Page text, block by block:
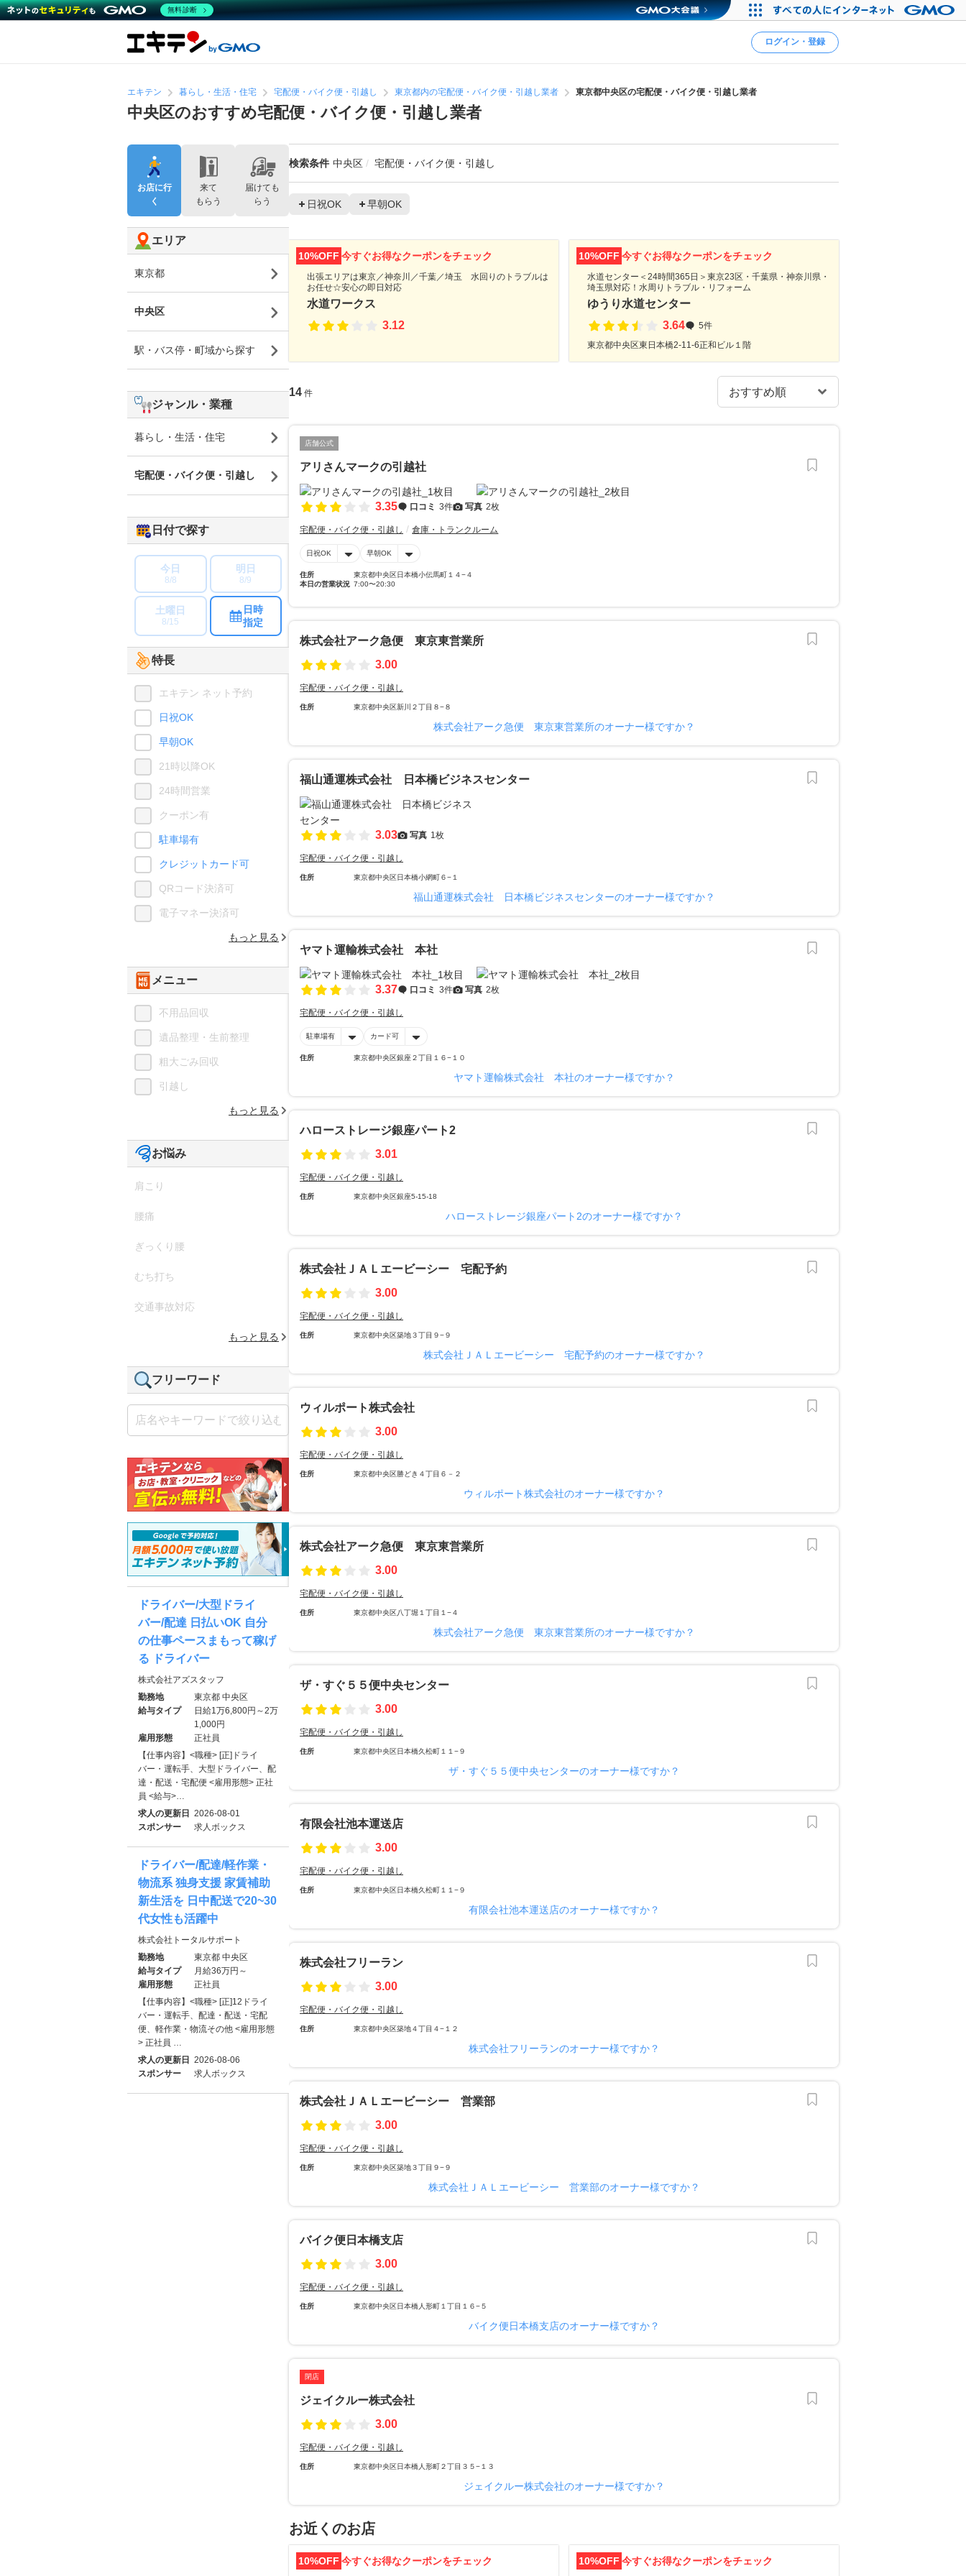
ログイン・登録
エキテン 暮らし・生活・住宅 宅配便・バイク便・引越し 東京都内の宅配便・バイク便・引越し業者 東京都中央区の宅配便・バイク便・引越し業者
中央区のおすすめ宅配便・バイク便・引越し業者
検索条件 中央区 宅配便・バイク便・引越し
日祝OK 早朝OK
10%OFF 今すぐお得なクーポンをチェック
出張エリアは東京／神奈川／千葉／埼玉 水回りのトラブルは
お任せ☆安心の即日対応
水道ワークス
3.12
10%OFF 今すぐお得なクーポンをチェック
水道センター＜24時間365日＞東京23区・千葉県・神奈川県・
埼玉県対応！水周りトラブル・リフォーム
ゆうり水道センター
3.64
5件
東京都中央区東日本橋2-11-6正和ビル１階
14 件
店舗公式
アリさんマークの引越社
3.35 口コミ 3件 写真 2枚
宅配便・バイク便・引越し 倉庫・トランクルーム
日祝OK 早朝OK
住所
東京都中央区日本橋小伝馬町１４−４
本日の営業状況 7:00〜20:30
株式会社アーク急便 東京東営業所
3.00
宅配便・バイク便・引越し
住所 東京都中央区新川２丁目８−８
株式会社アーク急便 東京東営業所のオーナー様ですか？
福山通運株式会社 日本橋ビジネスセンター
3.03 写真 1枚
宅配便・バイク便・引越し
住所 東京都中央区日本橋小網町６−１
福山通運株式会社 日本橋ビジネスセンターのオーナー様ですか？
ヤマト運輸株式会社 本社
3.37 口コミ 3件 写真 2枚
宅配便・バイク便・引越し
駐車場有 カード可
住所 東京都中央区銀座２丁目１６−１０
ヤマト運輸株式会社 本社のオーナー様ですか？
ハローストレージ銀座パート2
3.01
宅配便・バイク便・引越し
住所 東京都中央区銀座5-15-18
ハローストレージ銀座パート2のオーナー様ですか？
株式会社ＪＡＬエービーシー 宅配予約
3.00
宅配便・バイク便・引越し
住所 東京都中央区築地３丁目９−９
株式会社ＪＡＬエービーシー 宅配予約のオーナー様ですか？
ウィルポート株式会社
3.00
宅配便・バイク便・引越し
住所 東京都中央区勝どき４丁目６－２
ウィルポート株式会社のオーナー様ですか？
株式会社アーク急便 東京東営業所
3.00
宅配便・バイク便・引越し
住所 東京都中央区八丁堀１丁目１−４
株式会社アーク急便 東京東営業所のオーナー様ですか？
ザ・すぐ５５便中央センター
3.00
宅配便・バイク便・引越し
住所 東京都中央区日本橋久松町１１−９
ザ・すぐ５５便中央センターのオーナー様ですか？
有限会社池本運送店
3.00
宅配便・バイク便・引越し
住所 東京都中央区日本橋久松町１１−９
有限会社池本運送店のオーナー様ですか？
株式会社フリーラン
3.00
宅配便・バイク便・引越し
住所 東京都中央区築地４丁目４−１２
株式会社フリーランのオーナー様ですか？
株式会社ＪＡＬエービーシー 営業部
3.00
宅配便・バイク便・引越し
住所 東京都中央区築地３丁目９−９
株式会社ＪＡＬエービーシー 営業部のオーナー様ですか？
バイク便日本橋支店
3.00
宅配便・バイク便・引越し
住所 東京都中央区日本橋人形町１丁目１６−５
バイク便日本橋支店のオーナー様ですか？
閉店
ジェイクルー株式会社
3.00
宅配便・バイク便・引越し
住所 東京都中央区日本橋人形町２丁目３５−１３
ジェイクルー株式会社のオーナー様ですか？
お近くのお店
10%OFF 今すぐお得なクーポンをチェック 10%OFF 今すぐお得なクーポンをチェック
お店に行
く
来て
もらう
届けても
らう
エリア
東京都
中央区
駅・バス停・町域から探す
ジャンル・業種
暮らし・生活・住宅
宅配便・バイク便・引越し
日付で探す
今日
8/8
明日
8/9
土曜日
8/15
日時
指定
特長
エキテン ネット予約
日祝OK
早朝OK
21時以降OK
24時間営業
クーポン有
駐車場有
クレジットカード可
QRコード決済可
電子マネー決済可
もっと見る
メニュー
不用品回収
遺品整理・生前整理
粗大ごみ回収
引越し
もっと見る
お悩み
肩こり
腰痛
ぎっくり腰
むち打ち
交通事故対応
もっと見る
フリーワード
ドライバー/大型ドライ
バー/配達 日払いOK 自分
の仕事ペースまもって稼げ
る ドライバー
株式会社アズスタッフ
勤務地
東京都 中央区
給与タイプ
日給1万6,800円～2万
1,000円
雇用形態
正社員
【仕事内容】<職種> [正]ドライ
バー・運転手、大型ドライバー、配
達・配送・宅配便 <雇用形態> 正社
員 <給与>…
求人の更新日 2026-08-01
スポンサー
求人ボックス
ドライバー/配達/軽作業・
物流系 独身支援 家賃補助
新生活を 日中配送で20~30
代女性も活躍中
株式会社トータルサポート
勤務地
東京都 中央区
給与タイプ
月給36万円～
雇用形態
正社員
【仕事内容】<職種> [正]12ドライ
バー・運転手、配達・配送・宅配
便、軽作業・物流その他 <雇用形態
> 正社員 …
求人の更新日 2026-08-06
スポンサー
求人ボックス
無料診断